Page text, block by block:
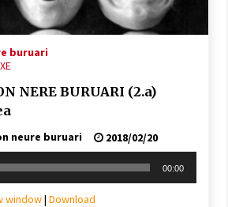
egunkarian elkarrizketa
20 urteez
2021/07/06
Hala Bedi irratiko Hizpidea saioan
20 urteez
2021/07/03
buruari
NERE BURUARI (2.a)
neure buruari
2018/02/20
00:00
window| Download